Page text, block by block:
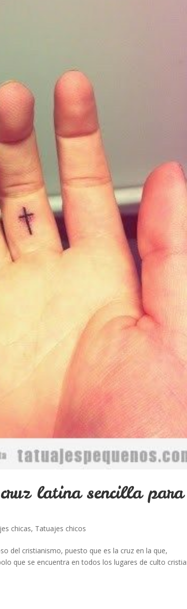
cruz latina sencilla para
chicas, Tatuajes chicos
del cristianismo, puesto que es la cruz en la que,
que se encuentra en todos los lugares de culto